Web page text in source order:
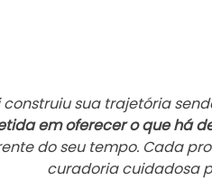
sua trajetória
em oferecer o que há
do seu tempo. Cada
curadoria cuidadosa